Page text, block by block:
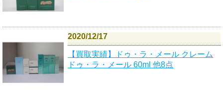
2020/12/17
【買取実績】ドゥ・ラ・メール クレーム
ドゥ・ラ・メール 60ml 他8点